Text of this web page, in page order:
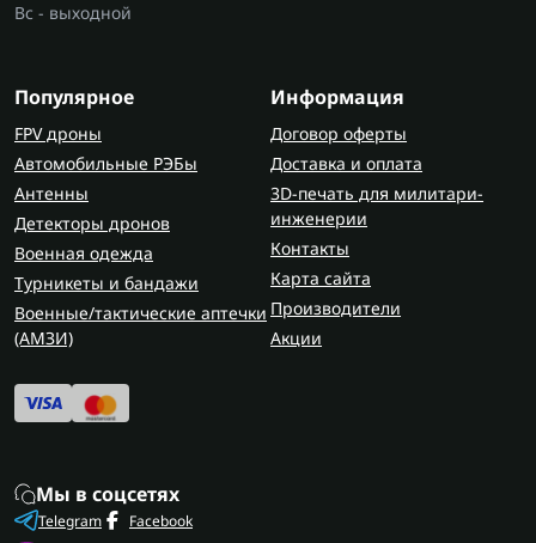
Вс - выходной
Популярное
FPV дроны
Автомобильные РЭБы
Антенны
Детекторы дронов
Военная одежда
Турникеты и бандажи
Военные/тактические аптечки
(AMЗИ)
Информация
Договор оферты
Доставка и оплата
3D-печать для милитари-
инженерии
Контакты
Карта сайта
Производители
Акции
Мы в соцсетях
Telegram Facebook